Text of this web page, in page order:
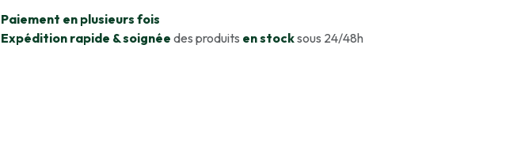
​Paiement en plusieurs fois
Expédition rapide & soignée des produits en stocksous 24/48h